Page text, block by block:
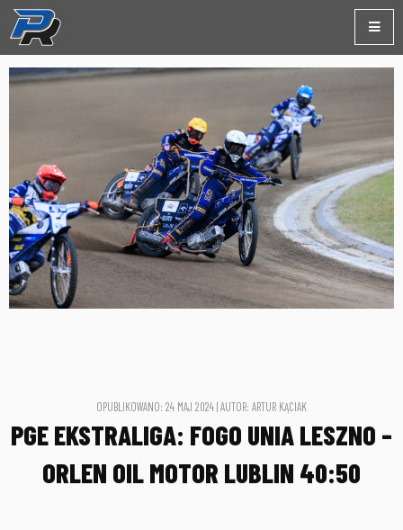
OPUBLIKOWANO: 24 MAJ 2024 | AUTOR: ARTUR KĄCIAK
PGE EKSTRALIGA: FOGO UNIA LESZNO –
ORLEN OIL MOTOR LUBLIN 40:50